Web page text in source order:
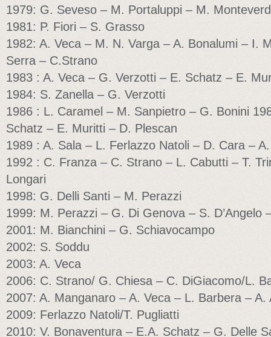
1979: G. Seveso – M. Portaluppi – M.
1981: P. Fiori – S. Grasso
1982: A. Veca – M. N. Varga – A. Bonalumi – I.
Serra – C.Strano
1983 : A. Veca – G. Verzotti – E. Schatz – E.
1984: S. Zanella – G. Verzotti
1986 : L. Caramel – M. Sanpietro – G. Bonini
Schatz – E. Muritti – D. Plescan
1989 : A. Sala – L. Ferlazzo Natoli – D. Cara –
1992 : C. Franza – C. Strano – L. Cabutti – T.
Longari
1998: G. Delli Santi – M. Perazzi
1999: M. Perazzi – G. Di Genova – S. D’Angelo
2001: M. Bianchini – G. Schiavocampo
2002: S. Soddu
2003: A. Veca
2006: C. Strano/ G. Chiesa – C. DiGiacomo/L.
2007: A. Manganaro – A. Veca – L. Barbera – A.
2009: Ferlazzo Natoli/T. Pugliatti
2010: V. Bonaventura – E.A. Schatz – G. Delle